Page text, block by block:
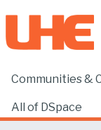
Communities &
All of DSpace
Home